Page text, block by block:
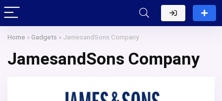
Home » Gadgets » JamesandSons Company
JamesandSons Company